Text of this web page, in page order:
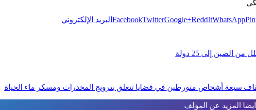
FacebookTwitterGoogle+ReddItWhatsApp البريد الإلكتروني
من الصين إلى 25 دولة
سبعة أشخاص متورطين في قضايا تتعلق بترويج المخدرات ومسكر ماء الحياة
المزيد عن المؤلف